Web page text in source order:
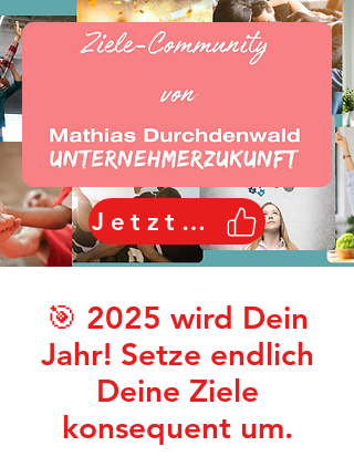
Jetzt starten
🎯 2025 wird Dein
Jahr! Setze endlich
Deine Ziele
konsequent um.